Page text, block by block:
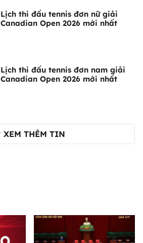
Lịch thi đấu tennis đơn nữ giải
Canadian Open 2026 mới nhất
Lịch thi đấu tennis đơn nam giải
Canadian Open 2026 mới nhất
XEM THÊM TIN